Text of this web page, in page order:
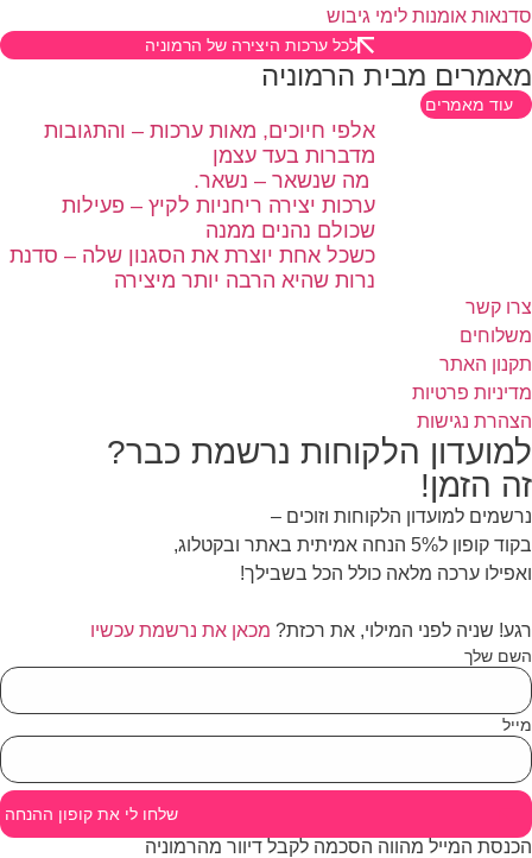
אומנות לימי גיבוש
לכל ערכות היצירה של הרמוניה
מבית הרמוניה
עוד מאמרים
אלפי חיוכים, מאות ערכות – והתגובות
מדברות בעד עצמן
מה שנשאר – נשאר.
ערכות יצירה ריחניות לקיץ – פעילות
שכולם נהנים ממנה
כשכל אחת יוצרת את הסגנון שלה – סדנת
נרות שהיא הרבה יותר מיצירה
קשר
האתר
פרטיות
נגישות
הלקוחות נרשמת כבר?
הזמן!
למועדון הלקוחות וזוכים –
ל5% הנחה אמיתית באתר ובקטלוג,
ערכה מלאה כולל הכל בשבילך!
שניה לפני המילוי, את רכזת?מכאן את נרשמת עכשיו
שלך
שלחו לי את קופון ההנחה
המייל מהווה הסכמה לקבל דיוור מהרמוניה